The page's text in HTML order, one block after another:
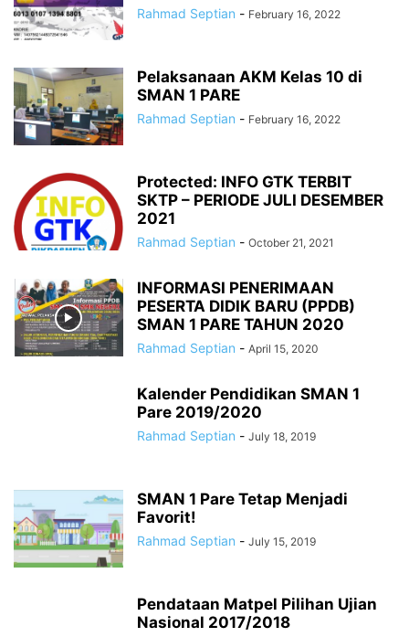
Rahmad Septian - February 16, 2022
Pelaksanaan AKM Kelas 10 di
SMAN 1 PARE
Rahmad Septian - February 16, 2022
Protected: INFO GTK TERBIT
SKTP – PERIODE JULI DESEMBER
2021
Rahmad Septian - October 21, 2021
INFORMASI PENERIMAAN
PESERTA DIDIK BARU (PPDB)
SMAN 1 PARE TAHUN 2020
Rahmad Septian - April 15, 2020
Kalender Pendidikan SMAN 1
Pare 2019/2020
Rahmad Septian - July 18, 2019
SMAN 1 Pare Tetap Menjadi
Favorit!
Rahmad Septian - July 15, 2019
Pendataan Matpel Pilihan Ujian
Nasional 2017/2018